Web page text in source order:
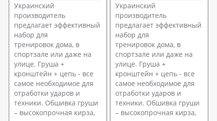
Украинский
производитель
предлагает эффективный
набор для
тренировок дома, в
спортзале или даже на
улице. Груша +
кронштейн + цепь - все
самое необходимое для
отработки ударов и
техники. Обшивка груши
– высокопрочная кирза,
Украинский
производитель
предлагает эффективный
набор для
тренировок дома, в
спортзале или даже на
улице. Груша +
кронштейн + цепь - все
самое необходимое для
отработки ударов и
техники. Обшивка груши
– высокопрочная кирза,